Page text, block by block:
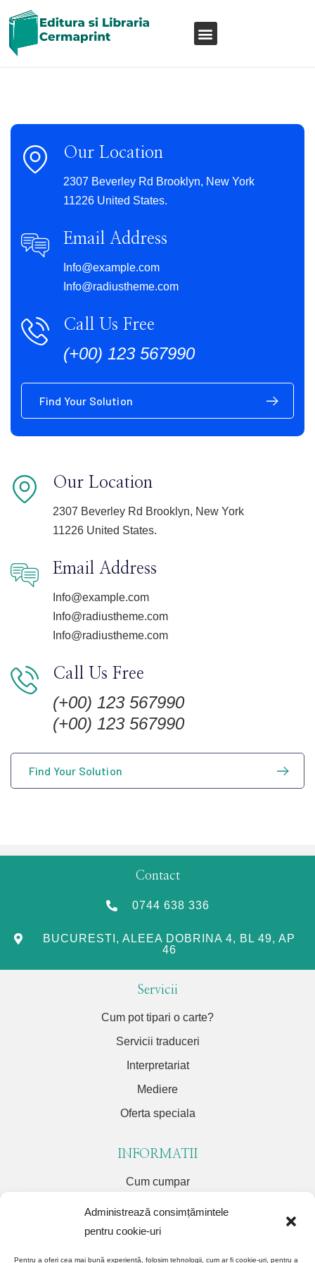
Administrează consimțămintele
pentru cookie-uri
Pentru a oferi cea mai bună experiență, folosim tehnologii, cum ar fi cookie-uri, pentru a
Our Location
2307 Beverley Rd Brooklyn, New York
11226 United States.
Email Address
Info@example.com
Info@radiustheme.com
Call Us Free
(+00) 123 567990
Find Your Solution
Our Location
2307 Beverley Rd Brooklyn, New York
11226 United States.
Email Address
Info@example.com
Info@radiustheme.com
Info@radiustheme.com
Call Us Free
(+00) 123 567990
(+00) 123 567990
Find Your Solution
Contact
0744 638 336
BUCURESTI, ALEEA DOBRINA 4, BL 49, AP
46
Servicii
Cum pot tipari o carte?
Servicii traduceri
Interpretariat
Mediere
Oferta speciala
INFORMATII
Cum cumpar
Livrare
Termeni si conditii
Politica de confidentialitate